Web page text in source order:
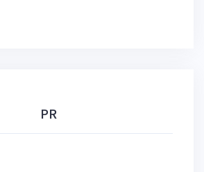
PR